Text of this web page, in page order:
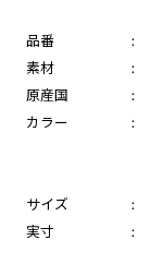
品番 :
素材
:
原産国
:
カラー
:
サイズ
:
実寸
: